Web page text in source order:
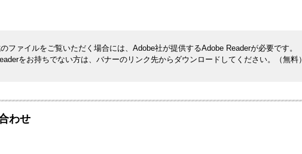
ファイルをご覧いただく場合には、Adobe社が提供するAdobe Readerが必要です。
をお持ちでない方は、バナーのリンク先からダウンロードしてください。（無料）
わせ